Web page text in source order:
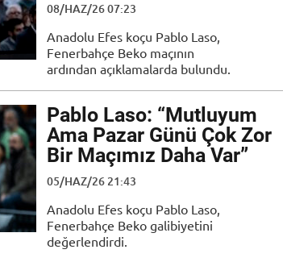
08/HAZ/26 07:23
Anadolu Efes koçu Pablo Laso,
Fenerbahçe Beko maçının
ardından açıklamalarda bulundu.
Pablo Laso: “Mutluyum
Ama Pazar Günü Çok Zor
Bir Maçımız Daha Var”
05/HAZ/26 21:43
Anadolu Efes koçu Pablo Laso,
Fenerbahçe Beko galibiyetini
değerlendirdi.